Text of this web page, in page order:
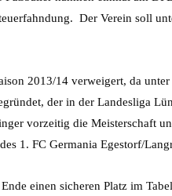
Der Verein soll
2013/14 verweigert, da
der in der Landesliga
vorzeitig die Meisterschaft
1. FC Germania Egestorf/
einen sicheren Platz im